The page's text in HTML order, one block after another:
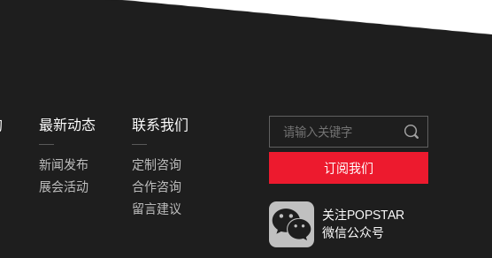
最新动态
新闻发布
展会活动
联系我们
定制咨询
合作咨询
留言建议
订阅我们
关注POPSTAR
微信公众号